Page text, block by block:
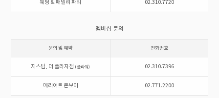
웨딩 & 패밀리 파티 02.310.7720
멤버십 문의
문의 및 예약 전화번호
지스텀, 더 플라자점 (플라워) 02.310.7396
메리어트 본보이 02.771.2200